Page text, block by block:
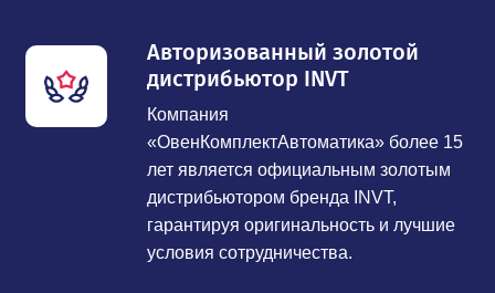
Авторизованный золотой
дистрибьютор INVT
Компания
«ОвенКомплектАвтоматика» более 15
лет является официальным золотым
дистрибьютором бренда INVT,
гарантируя оригинальность и лучшие
условия сотрудничества.